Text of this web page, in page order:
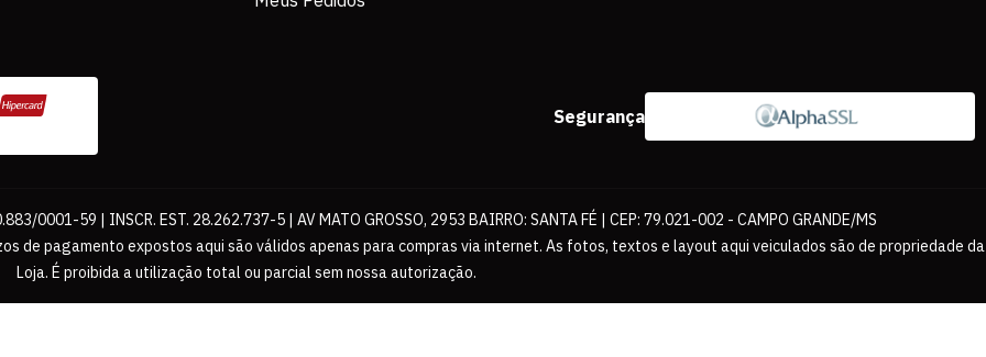
Segurança
0001-59 | INSCR. EST. 28.262.737-5 | AV MATO GROSSO, 2953 BAIRRO: SANTA FÉ | CEP: 79.021-002 - CAMPO GRANDE/MS
de pagamento expostos aqui são válidos apenas para compras via internet. As fotos, textos e layout aqui veiculados são de propriedade da
Loja. É proibida a utilização total ou parcial sem nossa autorização.